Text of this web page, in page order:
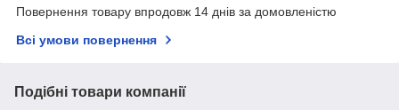
Повернення товару впродовж 14 днів за домовленістю
Всі умови повернення
Подібні товари компанії